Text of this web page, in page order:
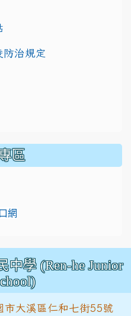
防治規定
區
cit/
網
中學 (Ren-he Junior
大溪區仁和七街55號